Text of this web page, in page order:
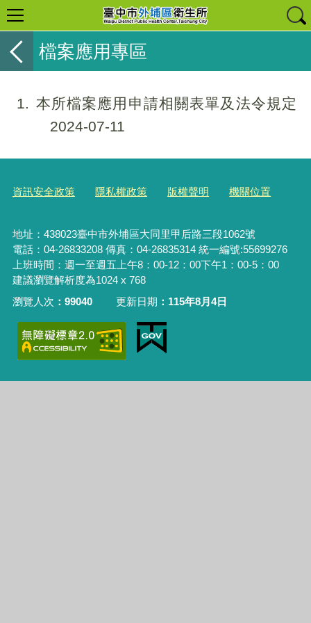
檔案應用專區
1
本所檔案應用申請相關表單及法令規定
2024-07-11
資訊安全政策 隱私權政策 版權聲明 機關位置
地址：438023臺中市外埔區大同里甲后路三段1062號
電話：04-26833208 傳真：04-26835314 統一編號:55699276
上班時間：週一至週五上午8：00-12：00下午1：00-5：00
建議瀏覽解析度為1024 x 768
瀏覽人次
99040 更新日期 115年8月4日